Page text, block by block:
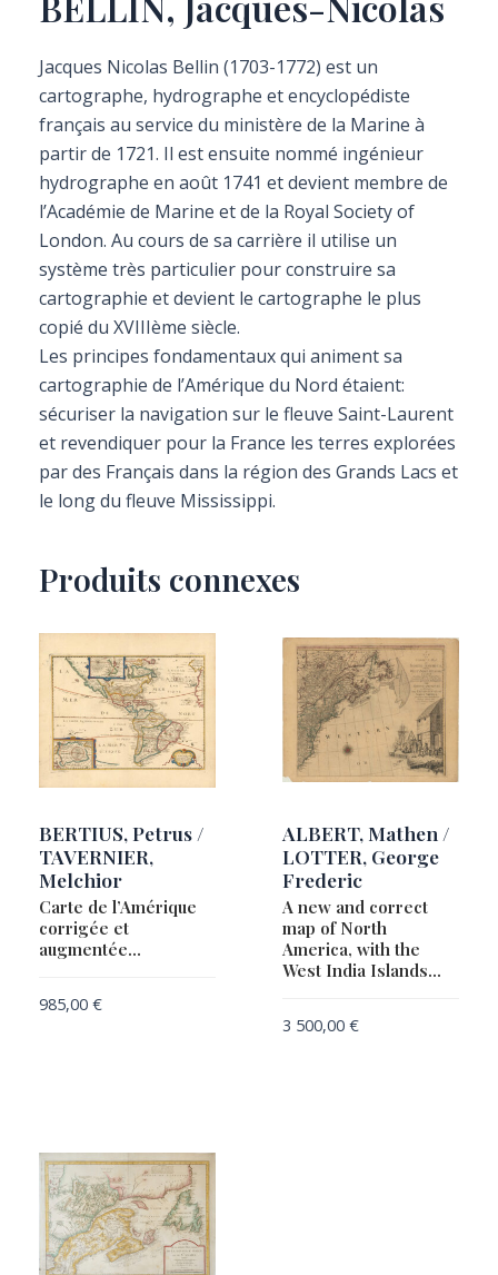
Jacques Nicolas Bellin (1703-1772) est un
cartographe, hydrographe et encyclopédiste
français au service du ministère de la Marine à
partir de 1721. Il est ensuite nommé ingénieur
hydrographe en août 1741 et devient membre de
l’Académie de Marine et de la Royal Society of
London. Au cours de sa carrière il utilise un
système très particulier pour construire sa
cartographie et devient le cartographe le plus
copié du XVIIIème siècle.
Les principes fondamentaux qui animent sa
cartographie de l’Amérique du Nord étaient:
sécuriser la navigation sur le fleuve Saint-Laurent
et revendiquer pour la France les terres explorées
par des Français dans la région des Grands Lacs et
le long du fleuve Mississippi.
Produits connexes
BERTIUS, Petrus /
TAVERNIER,
Melchior
Carte de l’Amérique
corrigée et
augmentée…
985,00 €
ALBERT, Mathen /
LOTTER, George
Frederic
A new and correct
map of North
America, with the
West India Islands…
3 500,00 €